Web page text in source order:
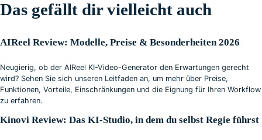
Das gefällt dir vielleicht auch
AIReel Review: Modelle, Preise & Besonderheiten 2026
Neugierig, ob der AIReel KI-Video-Generator den Erwartungen gerecht
wird? Sehen Sie sich unseren Leitfaden an, um mehr über Preise,
Funktionen, Vorteile, Einschränkungen und die Eignung für Ihren Workflow
zu erfahren.
Kinovi Review: Das KI-Studio, in dem du selbst Regie führst